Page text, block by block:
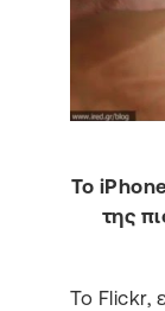
Το
της
Το Flickr,